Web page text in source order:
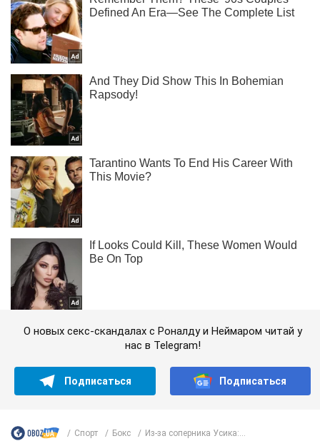
О новых секс-скандалах с Роналду и Неймаром читай у
нас в Telegram!
Подписаться Подписаться
Спорт Бокс Из-за соперника Усика:...